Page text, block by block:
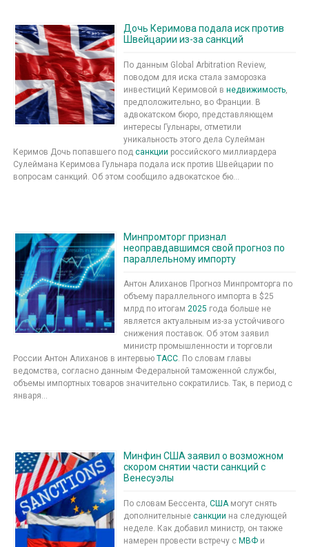
Дочь Керимова подала иск против
Швейцарии из-за санкций
По данным Global Arbitration Review,
поводом для иска стала заморозка
инвестиций Керимовой в недвижимость,
предположительно, во Франции. В
адвокатском бюро, представляющем
интересы Гульнары, отметили
уникальность этого дела Сулейман
Керимов Дочь попавшего под санкции российского миллиардера
Сулеймана Керимова Гульнара подала иск против Швейцарии по
вопросам санкций. Об этом сообщило адвокатское бю...
Минпромторг признал
неоправдавшимся свой прогноз по
параллельному импорту
Антон Алиханов Прогноз Минпромторга по
объему параллельного импорта в $25
млрд по итогам 2025 года больше не
является актуальным из-за устойчивого
снижения поставок. Об этом заявил
министр промышленности и торговли
России Антон Алиханов в интервью ТАСС. По словам главы
ведомства, согласно данным Федеральной таможенной службы,
объемы импортных товаров значительно сократились. Так, в период с
января...
Минфин США заявил о возможном
скором снятии части санкций с
Венесуэлы
По словам Бессента, СШАмогут снять
дополнительные санкции на следующей
неделе. Как добавил министр, он также
намерен провести встречу с МВФ и